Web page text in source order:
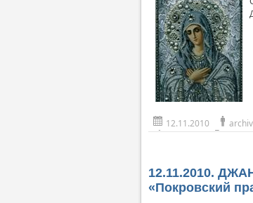
12.11.2010
12.11.2010.
«Покровский